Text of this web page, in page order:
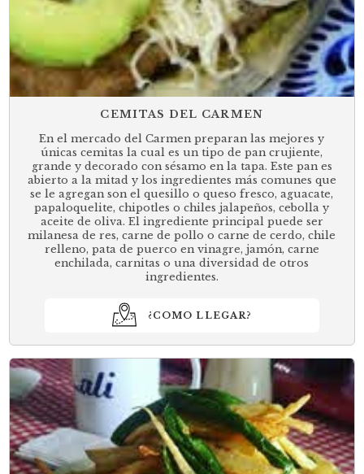
CEMITAS DEL CARMEN
En el mercado del Carmen preparan las mejores y
únicas cemitas la cual es un tipo de pan crujiente,
grande y decorado con sésamo en la tapa. Este pan es
abierto a la mitad y los ingredientes más comunes que
se le agregan son el quesillo o queso fresco, aguacate,
papaloquelite, chipotles o chiles jalapeños, cebolla y
aceite de oliva. El ingrediente principal puede ser
milanesa de res, carne de pollo o carne de cerdo, chile
relleno, pata de puerco en vinagre, jamón, carne
enchilada, carnitas o una diversidad de otros
ingredientes.
¿COMO LLEGAR?